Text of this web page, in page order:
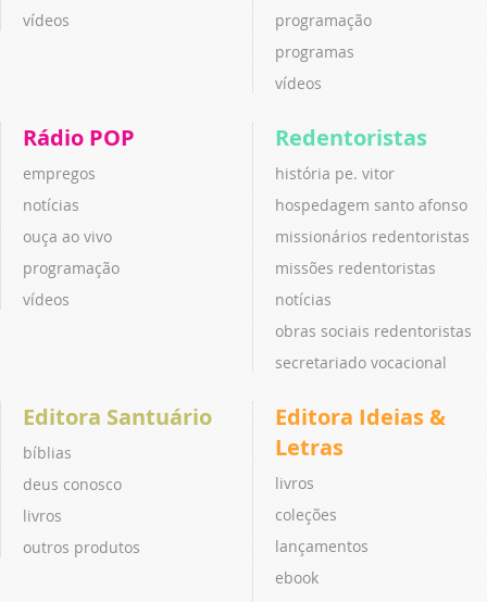
vídeos
programação
programas
vídeos
Rádio POP
empregos
notícias
ouça ao vivo
programação
vídeos
Redentoristas
história pe. vitor
hospedagem santo afonso
missionários redentoristas
missões redentoristas
notícias
obras sociais redentoristas
secretariado vocacional
Editora Santuário
bíblias
deus conosco
livros
outros produtos
Editora Ideias &
Letras
livros
coleções
lançamentos
ebook